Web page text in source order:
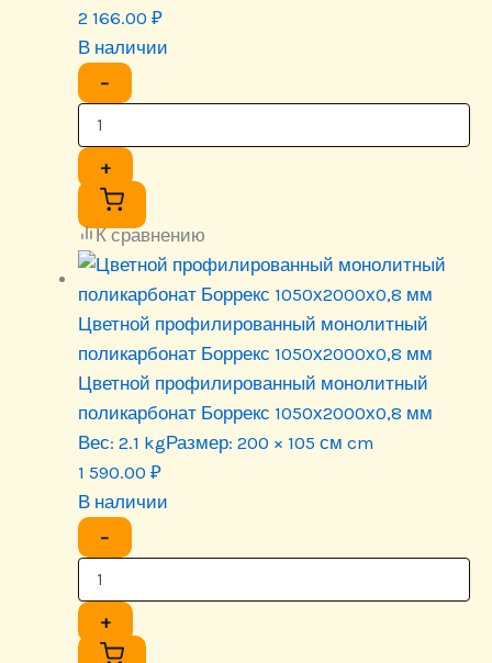
2 166.00 ₽
В наличии
−
+
К сравнению
Цветной профилированный монолитный
поликарбонат Боррекс 1050х2000х0,8 мм
Цветной профилированный монолитный
поликарбонат Боррекс 1050х2000х0,8 мм
Вес: 2.1 kgРазмер: 200 × 105 см cm
1 590.00 ₽
В наличии
−
+